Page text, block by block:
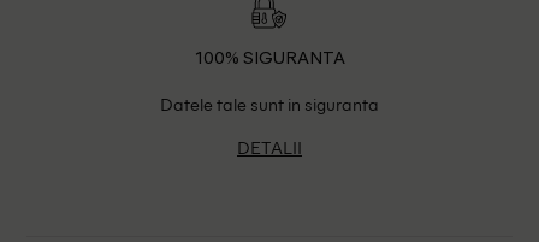
100% SIGURANTA
Datele tale sunt in siguranta
DETALII